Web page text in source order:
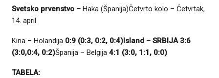
Svetsko prvenstvo – Haka (Španija)Četvrto kolo – Četvrtak,
14. april
Kina – Holandija 0:9 (0:3, 0:2, 0:4)Island – SRBIJA 3:6
(3:0,0:4, 0:2)Španija – Belgija 4:1 (3:0, 1:1, 0:0)
TABELA: